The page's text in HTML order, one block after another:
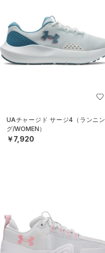
UAチャージド サージ4（ランニン
グ/WOMEN）
￥7,920